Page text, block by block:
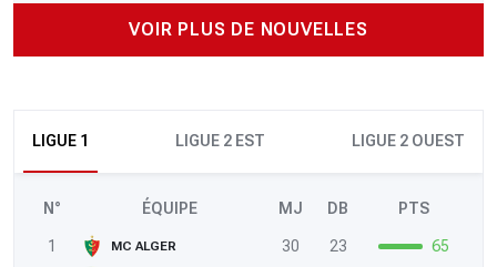
VOIR PLUS DE NOUVELLES
LIGUE 1 LIGUE 2 EST LIGUE 2 OUEST
N° ÉQUIPE MJ DB PTS
1 MC ALGER 30 23
65